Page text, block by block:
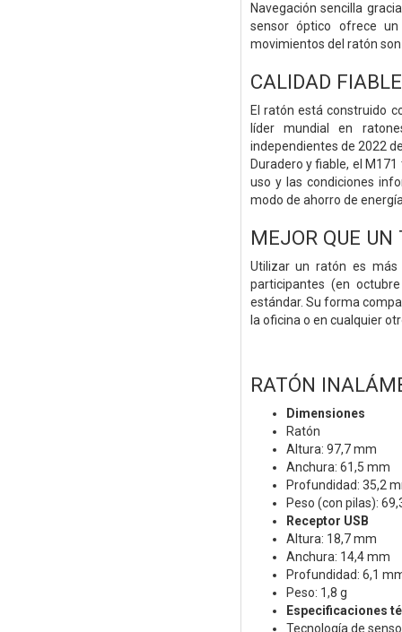
Navegación sencilla
sensor óptico ofrece
movimientos del ratón
CALIDAD FIABLE
El ratón está construido
líder mundial en
independientes de 2022 de
Duradero y fiable, el
uso y las condiciones
modo de ahorro de
MEJOR QUE UN
Utilizar un ratón es más
participantes (en
estándar. Su forma
la oficina o en cualquier
RATÓN
Dimensiones
Ratón
Altura: 97,7 mm
Anchura: 61,5 mm
Profundidad: 35,2
Peso (con pilas):
Receptor USB
Altura: 18,7 mm
Anchura: 14,4 mm
Profundidad: 6,1
Peso: 1,8 g
Especificaciones
Tecnología de